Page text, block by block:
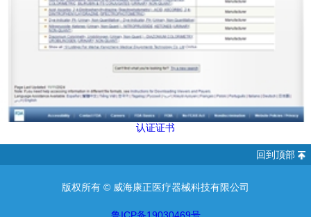
认证证书
回到顶部
版权所有 © 威海康正医疗器械科技有限公司